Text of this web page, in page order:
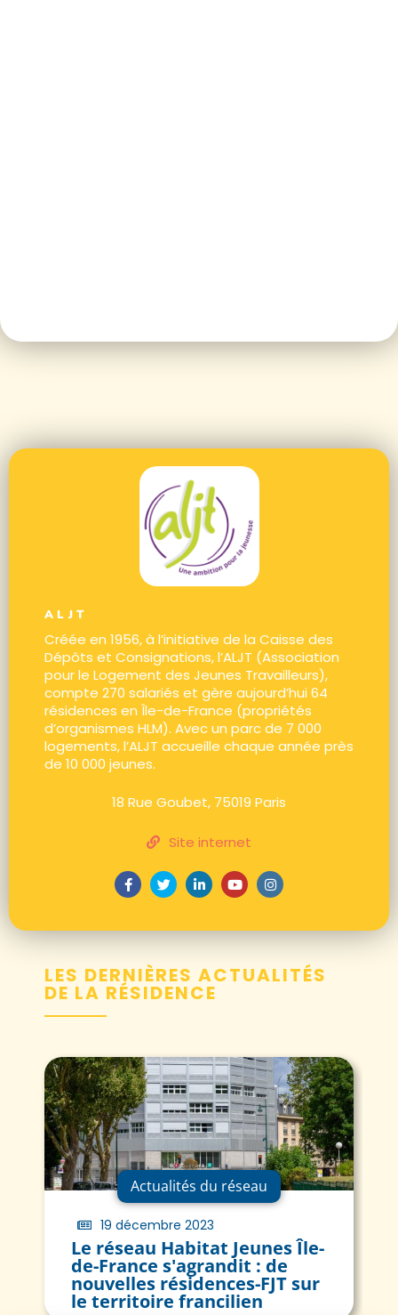
ALJT
Créée en 1956, à l’initiative de la Caisse des
Dépôts et Consignations, l’ALJT (Association
pour le Logement des Jeunes Travailleurs),
compte 270 salariés et gère aujourd’hui 64
résidences en Île-de-France (propriétés
d’organismes HLM). Avec un parc de 7 000
logements, l’ALJT accueille chaque année près
de 10 000 jeunes.
18 Rue Goubet, 75019 Paris
Site internet
LES DERNIÈRES ACTUALITÉS
DE LA RÉSIDENCE
Actualités du réseau
19 décembre 2023
Le réseau Habitat Jeunes Île-
de-France s'agrandit : de
nouvelles résidences-FJT sur
le territoire francilien